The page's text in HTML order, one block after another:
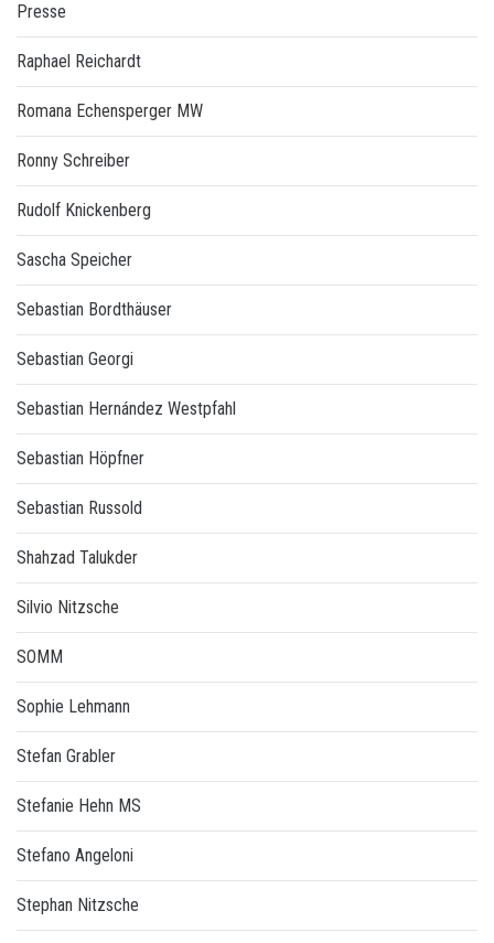
Presse
Raphael Reichardt
Romana Echensperger MW
Ronny Schreiber
Rudolf Knickenberg
Sascha Speicher
Sebastian Bordthäuser
Sebastian Georgi
Sebastian Hernández Westpfahl
Sebastian Höpfner
Sebastian Russold
Shahzad Talukder
Silvio Nitzsche
SOMM
Sophie Lehmann
Stefan Grabler
Stefanie Hehn MS
Stefano Angeloni
Stephan Nitzsche